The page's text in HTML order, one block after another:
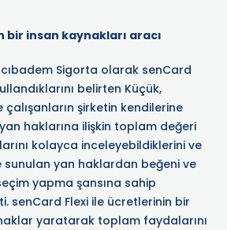
bir insan kaynakları aracı
Sigorta olarak senCard
belirten Küçük,
şirketin kendilerine
haklarına ilişkin toplam değeri
kolayca inceleyebildiklerini ve
sunulan yan haklardan beğeni ve
yapma şansına sahip
senCard Flexi ile ücretlerinin bir
haklar yaratarak toplam faydalarını